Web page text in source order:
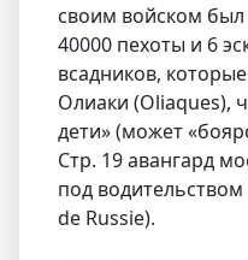
своим войском
40000 пехоты и 6
всадников,
Олиаки (Oliaques),
дети» (может
Стр. 19 авангард
под водительством
de Russie).